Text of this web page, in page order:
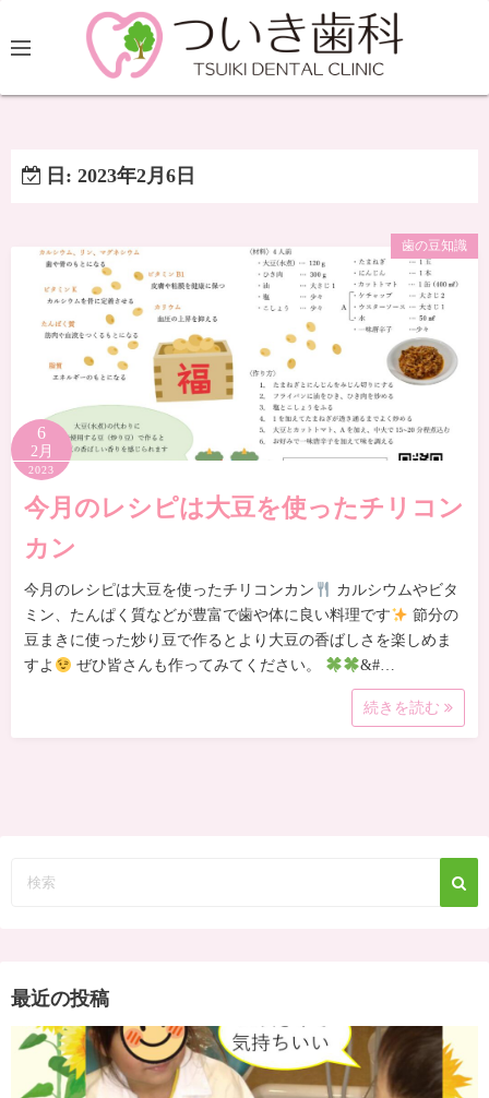
日: 2023年2月6日
歯の豆知識
6
2月
2023
今月のレシピは大豆を使ったチリコン
カン
今月のレシピは大豆を使ったチリコンカン
カルシウムやビタ
ミン、たんぱく質などが豊富で歯や体に良い料理です
節分の
豆まきに使った炒り豆で作るとより大豆の香ばしさを楽しめま
すよ
ぜひ皆さんも作ってみてください。 &#…
続きを読む
最近の投稿